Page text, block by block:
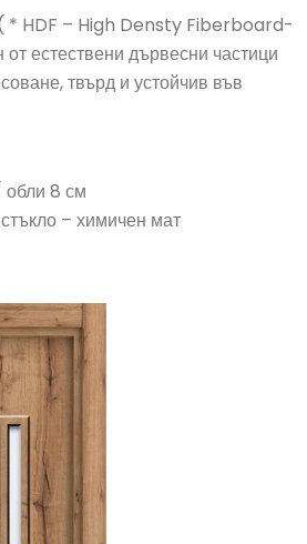
* HDF – High Densty Fiberboard-
естествени дървесни частици
твърд и устойчив във
8 см
– химичен мат